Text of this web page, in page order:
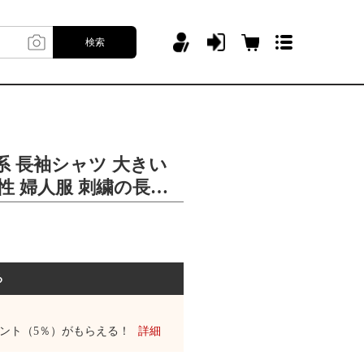
検索
長袖シャツ 大きい
婦人服 刺繍の長袖
ト（5％）がもらえる！ 詳細